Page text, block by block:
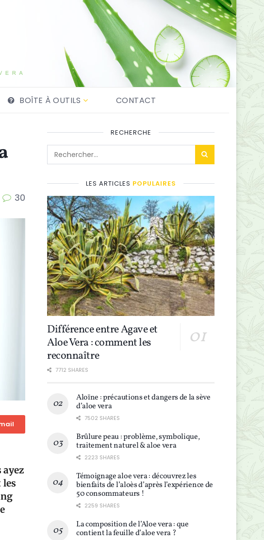
BOÎTE À OUTILS CONTACT
30
les
RECHERCHE
LES ARTICLES POPULAIRES
Différence entre Agave et
Aloe Vera : comment les
reconnaître
7712 SHARES
Aloïne : précautions et dangers de la sève
d’aloe vera
7502 SHARES
Brûlure peau : problème, symbolique,
traitement naturel & aloe vera
2223 SHARES
Témoignage aloe vera : découvrez les
bienfaits de l’aloès d’après l’expérience de
50 consommateurs !
2259 SHARES
La composition de l’Aloe vera : que
contient la feuille d’aloe vera ?